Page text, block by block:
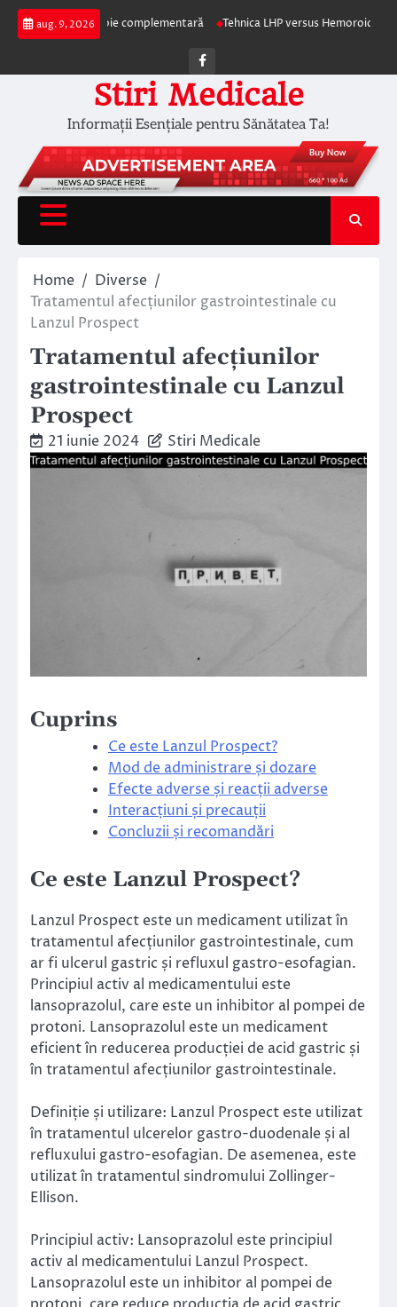
Skip
aug. 9, 2026
ca terapie complementară Tehnica LHP versus Hemoroidectomia
Facebook
Stiri Medicale
Informații Esențiale pentru Sănătatea Ta!
Home
Diverse
Tratamentul afecțiunilor gastrointestinale cu
Lanzul Prospect
Tratamentul afecțiunilor
gastrointestinale cu Lanzul
Prospect
21 iunie 2024 Stiri Medicale
Cuprins
Ce este Lanzul Prospect?
Mod de administrare și dozare
Efecte adverse și reacții adverse
Interacțiuni și precauții
Concluzii și recomandări
Ce este Lanzul Prospect?
Lanzul Prospect este un medicament utilizat în
tratamentul afecțiunilor gastrointestinale, cum
ar fi ulcerul gastric și refluxul gastro-esofagian.
Principiul activ al medicamentului este
lansoprazolul, care este un inhibitor al pompei de
protoni. Lansoprazolul este un medicament
eficient în reducerea producției de acid gastric și
în tratamentul afecțiunilor gastrointestinale.
Definiție și utilizare: Lanzul Prospect este utilizat
în tratamentul ulcerelor gastro-duodenale și al
refluxului gastro-esofagian. De asemenea, este
utilizat în tratamentul sindromului Zollinger-
Ellison.
Principiul activ: Lansoprazolul este principiul
activ al medicamentului Lanzul Prospect.
Lansoprazolul este un inhibitor al pompei de